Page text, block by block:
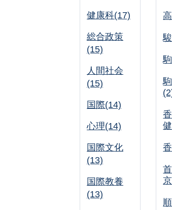
健康科(17)
総合政策
(15)
人間社会
(15)
国際(14)
心理(14)
国際文化
(13)
国際教養
(13)